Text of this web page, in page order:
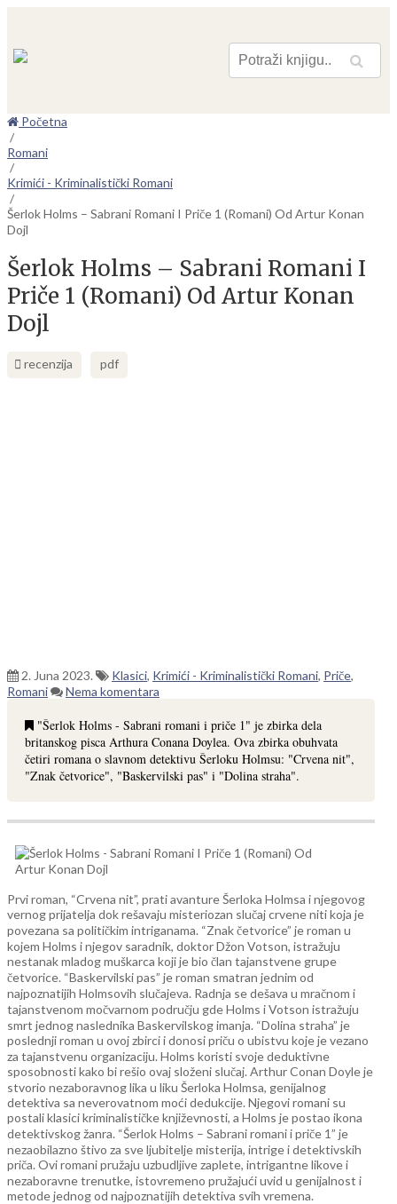
Pretraga
Početna
/
Romani
/
Krimići - Kriminalistički Romani
/
Šerlok Holms – Sabrani Romani I Priče 1 (Romani) Od Artur Konan
Dojl
Šerlok Holms – Sabrani Romani I
Priče 1 (Romani) Od Artur Konan
Dojl
recenzija pdf
2. Juna 2023. Klasici, Krimići - Kriminalistički Romani, Priče,
Romani
Nema komentara
"Šerlok Holms - Sabrani romani i priče 1" je zbirka dela
britanskog pisca Arthura Conana Doylea. Ova zbirka obuhvata
četiri romana o slavnom detektivu Šerloku Holmsu: "Crvena nit",
"Znak četvorice", "Baskervilski pas" i "Dolina straha".
Prvi roman, “Crvena nit”, prati avanture Šerloka Holmsa i njegovog
vernog prijatelja dok rešavaju misteriozan slučaj crvene niti koja je
povezana sa političkim intriganama. “Znak četvorice” je roman u
kojem Holms i njegov saradnik, doktor Džon Votson, istražuju
nestanak mladog muškarca koji je bio član tajanstvene grupe
četvorice. “Baskervilski pas” je roman smatran jednim od
najpoznatijih Holmsovih slučajeva. Radnja se dešava u mračnom i
tajanstvenom močvarnom području gde Holms i Votson istražuju
smrt jednog naslednika Baskervilskog imanja. “Dolina straha” je
poslednji roman u ovoj zbirci i donosi priču o ubistvu koje je vezano
za tajanstvenu organizaciju. Holms koristi svoje deduktivne
sposobnosti kako bi rešio ovaj složeni slučaj. Arthur Conan Doyle je
stvorio nezaboravnog lika u liku Šerloka Holmsa, genijalnog
detektiva sa neverovatnom moći dedukcije. Njegovi romani su
postali klasici kriminalističke književnosti, a Holms je postao ikona
detektivskog žanra. “Šerlok Holms – Sabrani romani i priče 1” je
nezaobilazno štivo za sve ljubitelje misterija, intrige i detektivskih
priča. Ovi romani pružaju uzbudljive zaplete, intrigantne likove i
nezaboravne trenutke, istovremeno pružajući uvid u genijalnost i
metode jednog od najpoznatijih detektiva svih vremena.